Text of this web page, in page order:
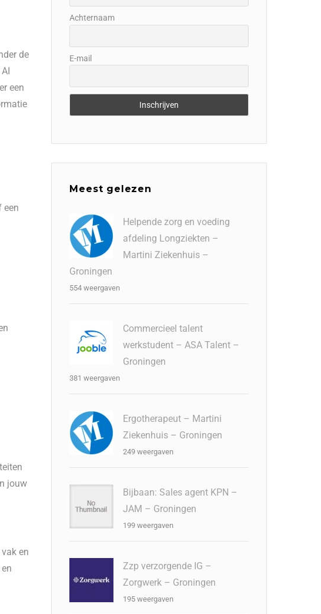
de
een
een
jouw
en
Achternaam
E-mail
Meest gelezen
Helpende zorg en voeding
afdeling Longziekten –
Martini Ziekenhuis –
Groningen
554 weergaven
Commercieel talent
werkstudent – ASA Talent –
Groningen
381 weergaven
Ergotherapeut – Martini
Ziekenhuis – Groningen
249 weergaven
Bijbaan: Sales agent KPN –
JAM – Groningen
199 weergaven
Zzp verzorgende IG –
Zorgwerk – Groningen
195 weergaven